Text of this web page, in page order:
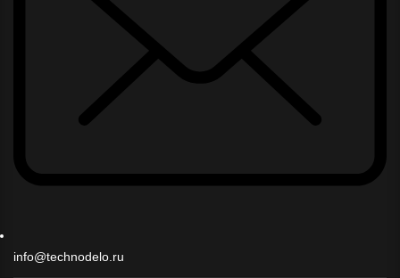
info@technodelo.ru